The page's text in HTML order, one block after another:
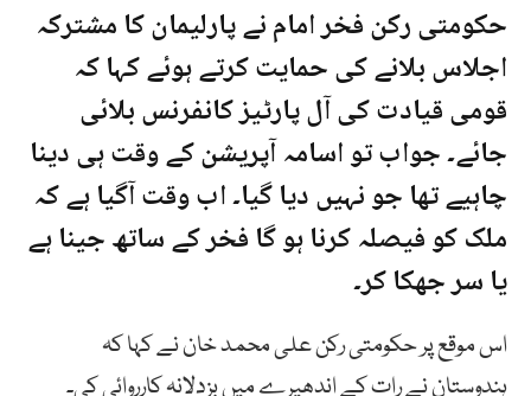
حکومتی رکن فخر امام نے پارلیمان کا مشترکہ
اجلاس بلانے کی حمایت کرتے ہوئے کہا کہ
قومی قیادت کی آل پارٹیز کانفرنس بلائی
جائے۔ جواب تو اسامہ آپریشن کے وقت ہی دینا
چاہیے تھا جو نہیں دیا گیا۔ اب وقت آگیا ہے کہ
ملک کو فیصلہ کرنا ہو گا فخر کے ساتھ جینا ہے
یا سر جھکا کر۔
اس موقع پر حکومتی رکن علی محمد خان نے کہا کہ
ہندوستان نے رات کے اندھیرے میں بزدلانہ کارروائی کی۔